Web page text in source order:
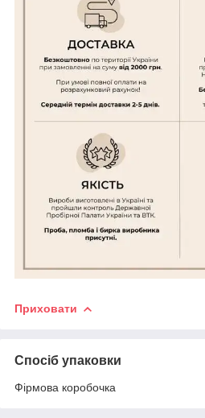
Приховати
Спосіб упаковки
Фірмова коробочка